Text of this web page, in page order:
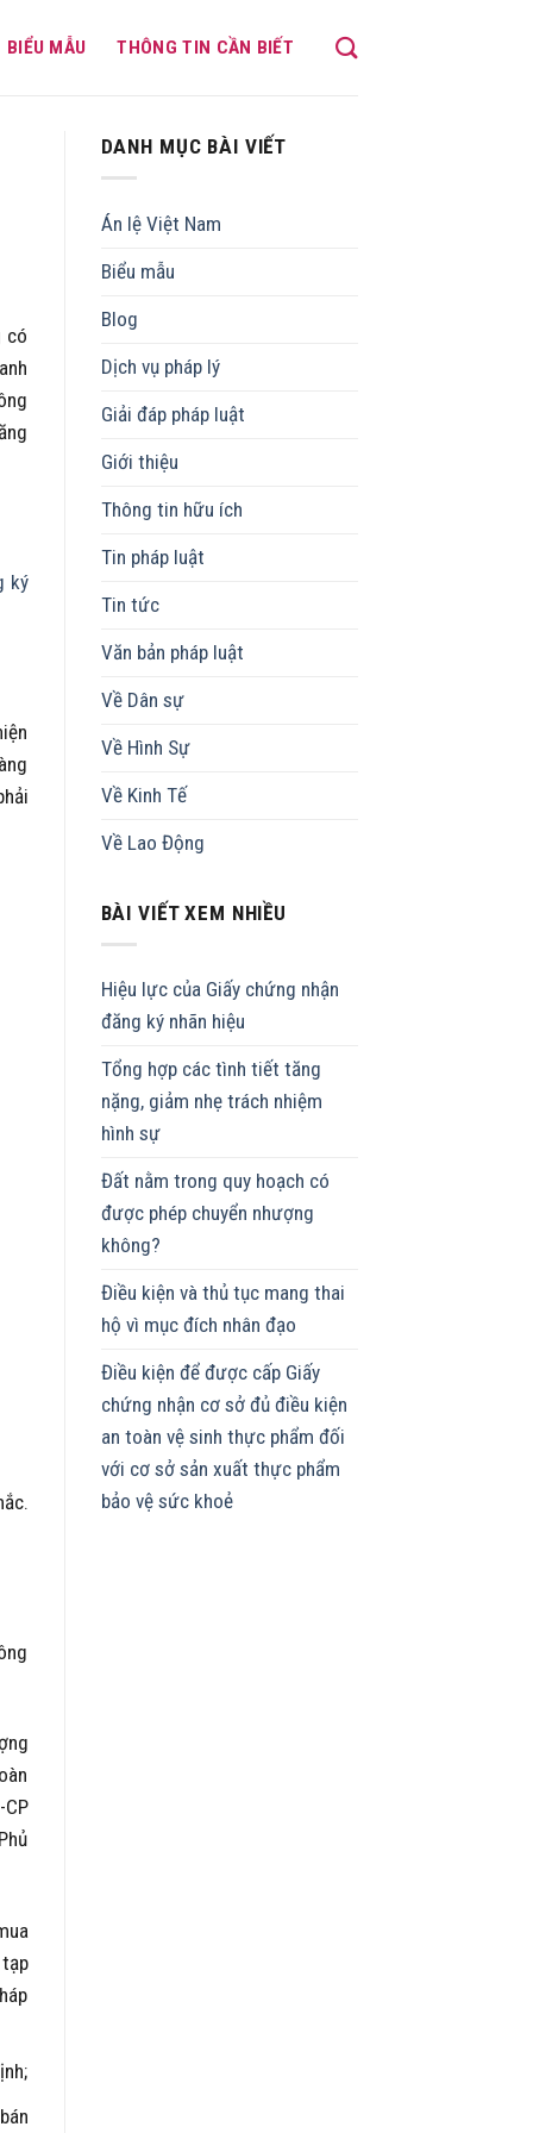
BIỂU MẪU THÔNG TIN CẦN BIẾT
có
ký
DANH MỤC BÀI VIẾT
Án lệ Việt Nam
Biểu mẫu
Blog
Dịch vụ pháp lý
Giải đáp pháp luật
Giới thiệu
Thông tin hữu ích
Tin pháp luật
Tin tức
Văn bản pháp luật
Về Dân sự
Về Hình Sự
Về Kinh Tế
Về Lao Động
BÀI VIẾT XEM NHIỀU
Hiệu lực của Giấy chứng nhận
đăng ký nhãn hiệu
Tổng hợp các tình tiết tăng
nặng, giảm nhẹ trách nhiệm
hình sự
Đất nằm trong quy hoạch có
được phép chuyển nhượng
không?
Điều kiện và thủ tục mang thai
hộ vì mục đích nhân đạo
Điều kiện để được cấp Giấy
chứng nhận cơ sở đủ điều kiện
an toàn vệ sinh thực phẩm đối
với cơ sở sản xuất thực phẩm
bảo vệ sức khoẻ